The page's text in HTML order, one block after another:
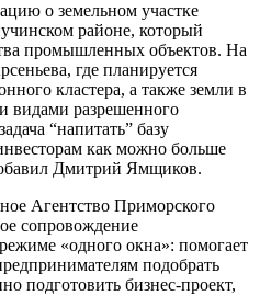
о земельном участке
районе, который
промышленных объектов. На
где планируется
кластера, а также земли в
видами разрешенного
“напитать” базу
как можно больше
Дмитрий Ямщиков.
Агентство Приморского
сопровождение
«одного окна»: помогает
подобрать
подготовить бизнес-проект,